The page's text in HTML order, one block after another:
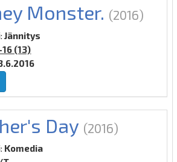
Monster. (2016)
Jännitys
16 (13)
Day (2016)
Komedia